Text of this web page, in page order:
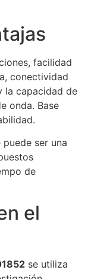
facilidad
conectividad
la capacidad de
onda. Base
ser una
de
el
se utiliza